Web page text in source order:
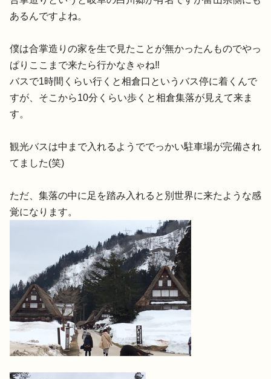
あるんですよね。
僕は合掌造りの家を生で見たことが無かったんものでやっ
ぱりここまで来たら行かなきゃね‼︎
バスで1時間くらい行くと相倉口というバス停に着くんで
すが、そこから10分くらい歩くと相倉集落が見えて来ま
す。
観光バスは中まで入れるようででっかい駐車場が完備され
てました(笑)
ただ、集落の中に足を踏み入れると別世界に来たような感
覚になります。